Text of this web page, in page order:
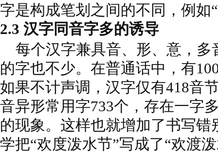
字是构成笔划之间的不同，例如
2.3 汉字同音字多的诱导
每个汉字兼具音、形、意，多
的字也不少。在普通话中，有
如果不计声调，汉字仅有418音
音异形常用字733个，存在一字
的现象。这样也就增加了书写
学把“欢度泼水节”写成了“欢渡